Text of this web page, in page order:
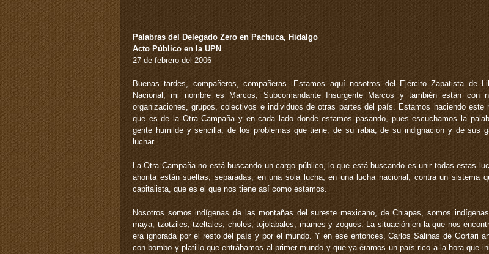
Palabras del Delegado Zero en Pachuca, Hidalgo
Acto Público en la UPN
27 de febrero del 2006
Buenas tardes, compañeros, compañeras. Estamos aquí nosotros del Ejército Zapatista de
Nacional, mi nombre es Marcos, Subcomandante Insurgente Marcos y también están con
organizaciones, grupos, colectivos e individuos de otras partes del país. Estamos haciendo este
que es de la Otra Campaña y en cada lado donde estamos pasando, pues escuchamos la
gente humilde y sencilla, de los problemas que tiene, de su rabia, de su indignación y de sus
luchar.
La Otra Campaña no está buscando un cargo público, lo que está buscando es unir todas estas
ahorita están sueltas, separadas, en una sola lucha, en una lucha nacional, contra un sistema
capitalista, que es el que nos tiene así como estamos.
Nosotros somos indígenas de las montañas del sureste mexicano, de Chiapas, somos
maya, tzotziles, tzeltales, choles, tojolabales, mames y zoques. La situación en la que nos
era ignorada por el resto del país y por el mundo. Y en ese entonces, Carlos Salinas de Gortari
con bombo y platillo que entrábamos al primer mundo y que ya éramos un país rico a la hora que